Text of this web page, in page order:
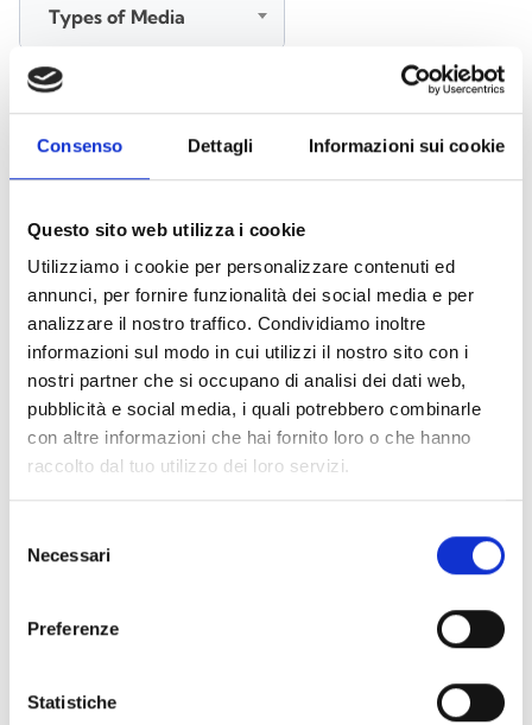
Consenso Dettagli Informazioni sui cookie
Questo sito web utilizza i cookie
Utilizziamo i cookie per personalizzare contenuti ed
annunci, per fornire funzionalità dei social media e per
analizzare il nostro traffico. Condividiamo inoltre
informazioni sul modo in cui utilizzi il nostro sito con i
nostri partner che si occupano di analisi dei dati web,
pubblicità e social media, i quali potrebbero combinarle
con altre informazioni che hai fornito loro o che hanno
raccolto dal tuo utilizzo dei loro servizi.
delNecessari
Preferenze
Statistiche
Accessories EB00 Bases - Materials
Accessories for detector testing - Materials(6)
Documents(6992)
Select All
Please log in before downloading content marked with
the icon lock
Types of Media
All languages
SEARCH